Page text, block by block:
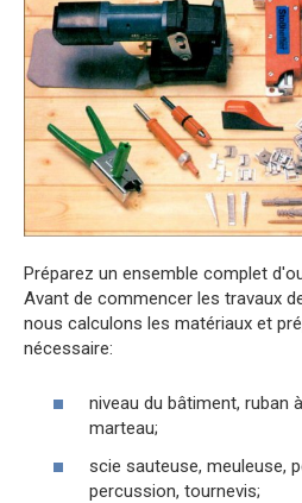
Préparez un ensemble complet
Avant de commencer les travaux
nous calculons les matériaux et
nécessaire:
niveau du bâtiment, ruban
marteau;
scie sauteuse, meuleuse,
percussion, tournevis;